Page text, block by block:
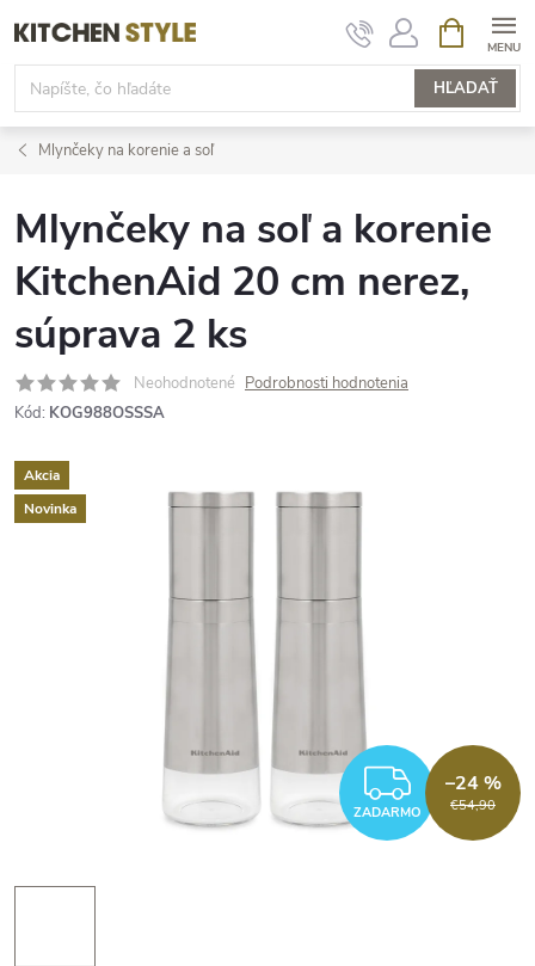
na
obsah
HĽADAŤ
KOŠÍK
Mlynčeky na korenie a soľ
Mlynčeky na soľ a korenie
KitchenAid 20 cm nerez,
súprava 2 ks
Neohodnotené Podrobnosti hodnotenia
Kód: KOG988OSSSA
Akcia
Novinka
ZADARMO €54,90
–24 %